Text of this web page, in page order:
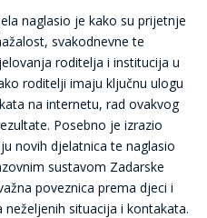
naglasio je kako su prijetnje
svakodnevne te
roditelja i institucija u
roditelji imaju ključnu ulogu
na internetu, rad ovakvog
Posebno je izrazio
novih djelatnica te naglasio
sustavom Zadarske
poveznica prema djeci i
situacija i kontakata.